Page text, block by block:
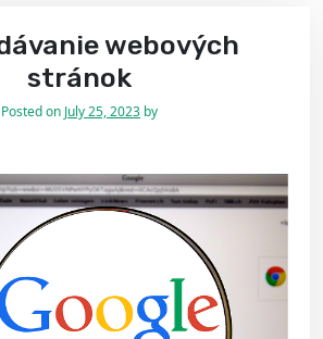
webových
stránok
Posted on July 25, 2023 by